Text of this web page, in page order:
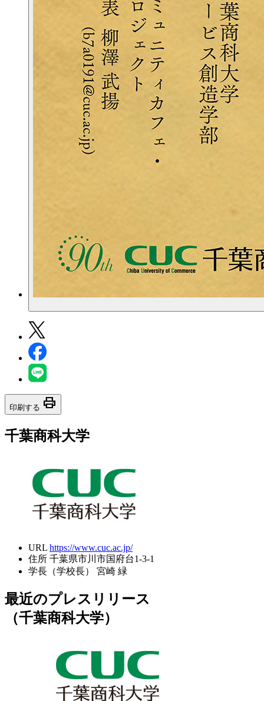
印刷する print
千葉商科大学
URL https://www.cuc.ac.jp/
住所 千葉県市川市国府台1-3-1
学長（学校長）
宮崎 緑
最近のプレスリリース
（千葉商科大学）